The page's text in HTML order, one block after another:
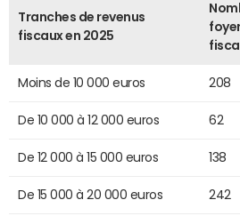
Tranches de revenus
fiscaux en 2025
Moins de 10 000 euros 208
De 10 000 à 12 000 euros 62
De 12 000 à 15 000 euros 138
De 15 000 à 20 000 euros 242